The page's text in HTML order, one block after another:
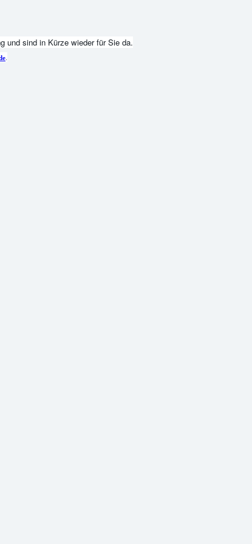
und sind in Kürze wieder für Sie da.
.